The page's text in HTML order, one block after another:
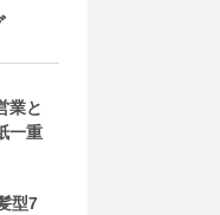
業と
一重
型7